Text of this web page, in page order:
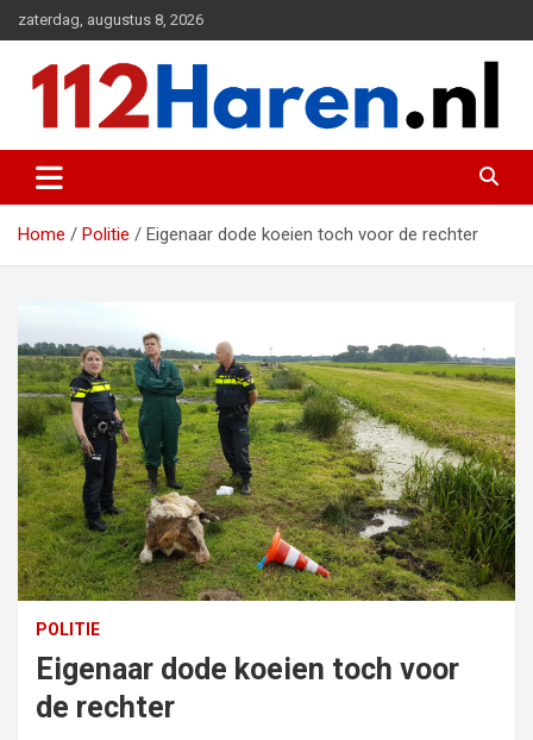
naar
inhoud
zaterdag, augustus 8, 2026
112 Haren.nl
Home Politie Eigenaar dode koeien toch voor de rechter
POLITIE
Eigenaar dode koeien toch voor
de rechter